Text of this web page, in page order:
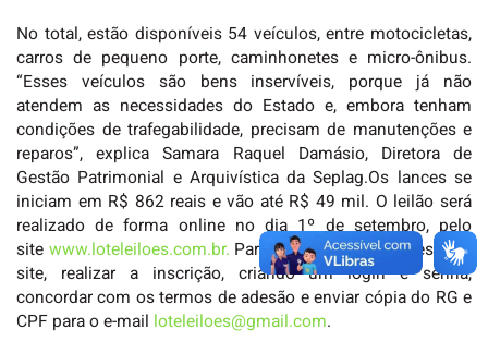
No total, estão disponíveis 54 veículos, entre motocicletas,
carros de pequeno porte, caminhonetes e micro-ônibus.
“Esses veículos são bens inservíveis, porque já não
atendem as necessidades do Estado e, embora tenham
condições de trafegabilidade, precisam de manutenções e
reparos”, explica Samara Raquel Damásio, Diretora de
Gestão Patrimonial e Arquivística da Seplag.Os lances se
iniciam em R$ 862 reais e vão até R$ 49 mil. O leilão será
realizado de forma online no dia 1º de setembro, pelo
site www.loteleiloes.com.br. Para participar, basta acessar o
site, realizar a inscrição, criando um login e senha,
concordar com os termos de adesão e enviar cópia do RG e
CPF para o e-mail loteleiloes@gmail.com.